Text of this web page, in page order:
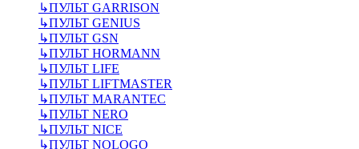
↳ПУЛЬТ GARRISON
↳ПУЛЬТ GENIUS
↳ПУЛЬТ GSN
↳ПУЛЬТ HORMANN
↳ПУЛЬТ LIFE
↳ПУЛЬТ LIFTMASTER
↳ПУЛЬТ MARANTEC
↳ПУЛЬТ NERO
↳ПУЛЬТ NICE
↳ПУЛЬТ NOLOGO